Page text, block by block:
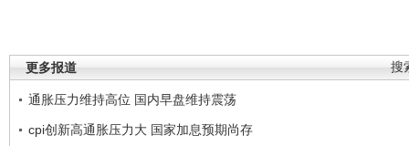
搜
更多报道
通胀压力维持高位 国内早盘维持震荡
cpi创新高通胀压力大 国家加息预期尚存